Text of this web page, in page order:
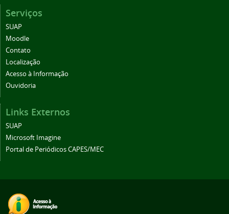
Serviços
SUAP
Moodle
Contato
Localização
Acesso à Informação
Ouvidoria
Links Externos
SUAP
Microsoft Imagine
Portal de Periódicos CAPES/MEC